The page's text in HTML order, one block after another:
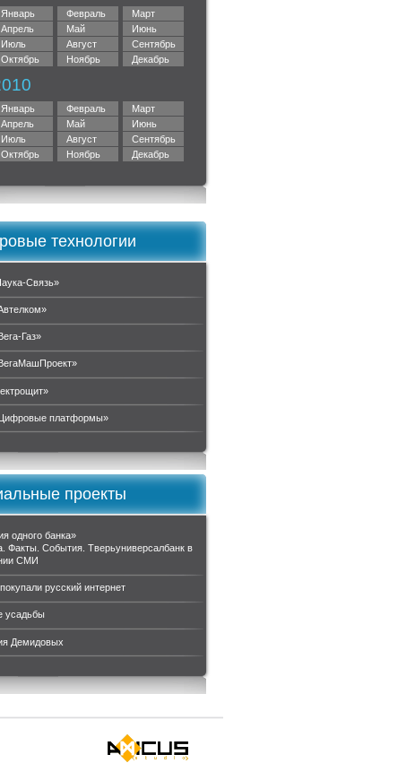
Январь Февраль
Март
Апрель
Май
Июнь
Июль
Август
Сентябрь
Октябрь
Ноябрь Декабрь
Январь Февраль
Март
Апрель
Май
Июнь
Июль
Август
Сентябрь
Октябрь
Ноябрь Декабрь
технологии
Связь»
Газ»
платформы»
проекты
одного банка»
Факты. События. Тверьуниверсалбанк в
СМИ
русский интернет
усадьбы
Демидовых